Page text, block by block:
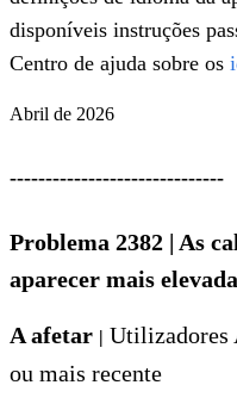
disponíveis instruções
Centro de ajuda sobre os
Abril de 2026
------------------------------
Problema 2382 | As
aparecer mais
A afetar | Utilizadores
ou mais recente